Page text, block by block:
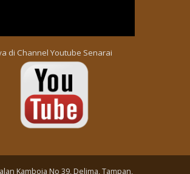
di Channel Youtube Senarai
Kamboja No 39, Delima, Tampan,